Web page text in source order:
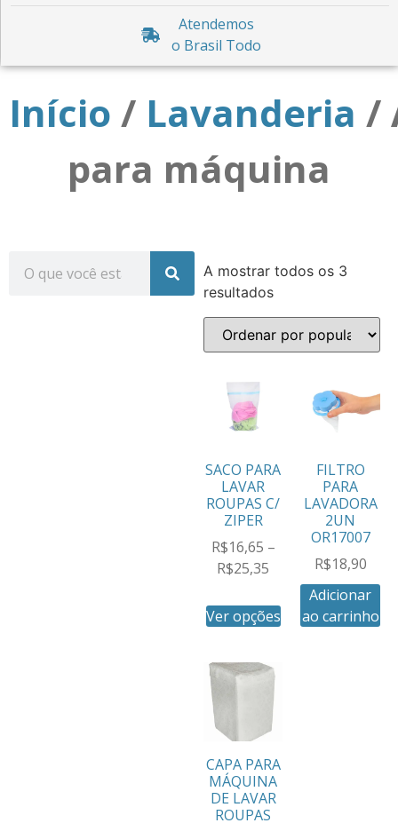
Atendemos
o Brasil Todo
Início / Lavanderia /
para máquina
A mostrar todos os 3
resultados
SACO PARA
LAVAR
ROUPAS C/
ZIPER
R$16,65 –
R$25,35
Ver opções
FILTRO
PARA
LAVADORA
2UN
OR17007
R$18,90
Adicionar
ao carrinho
CAPA PARA
MÁQUINA
DE LAVAR
ROUPAS